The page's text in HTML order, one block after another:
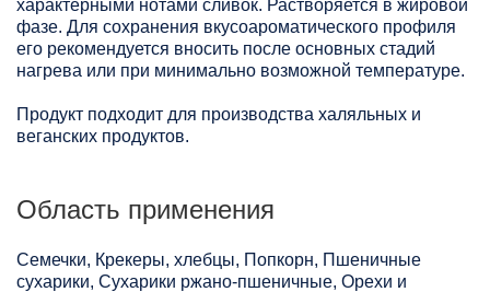
характерными нотами сливок. Растворяется в жировой
фазе. Для сохранения вкусоароматического профиля
его рекомендуется вносить после основных стадий
нагрева или при минимально возможной температуре.
Продукт подходит для производства халяльных и
веганских продуктов.
Область применения
Семечки, Крекеры, хлебцы, Попкорн, Пшеничные
сухарики, Сухарики ржано-пшеничные, Орехи и